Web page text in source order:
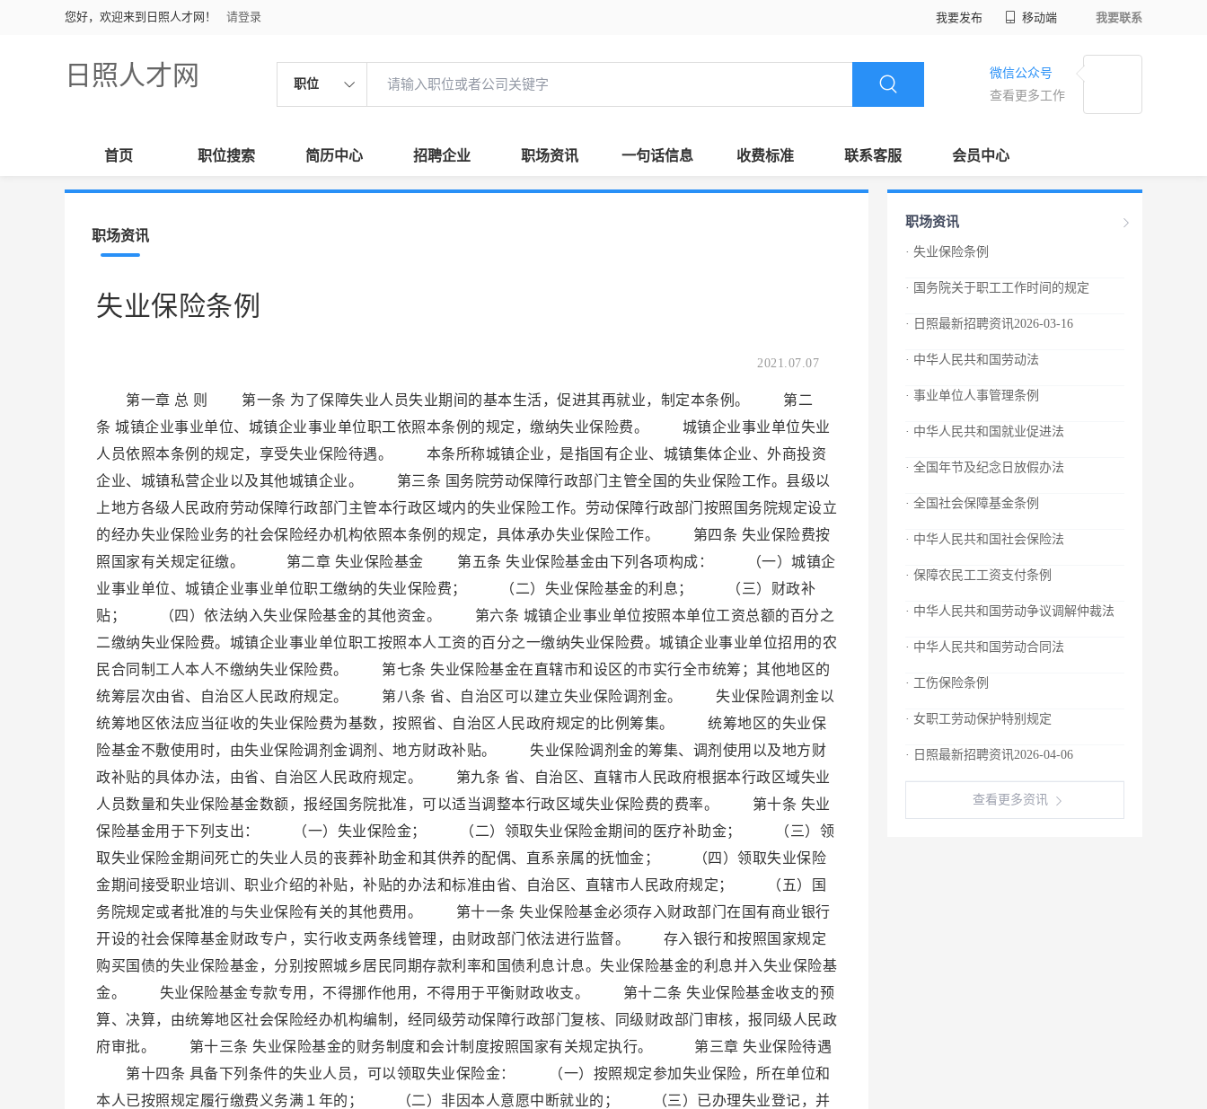
您好，欢迎来到日照人才网！ 请登录 我要发布 移动端 我要联系
日照人才网 职位
微信公众号
查看更多工作
首页 职位搜索 简历中心 招聘企业 职场资讯 一句话信息 收费标准 联系客服 会员中心
职场资讯
失业保险条例
2021.07.07
第一章 总 则 第一条 为了保障失业人员失业期间的基本生活，促进其再就业，制定本条例。 第二
条 城镇企业事业单位、城镇企业事业单位职工依照本条例的规定，缴纳失业保险费。 城镇企业事业单位失业
人员依照本条例的规定，享受失业保险待遇。 本条所称城镇企业，是指国有企业、城镇集体企业、外商投资
企业、城镇私营企业以及其他城镇企业。 第三条 国务院劳动保障行政部门主管全国的失业保险工作。县级以
上地方各级人民政府劳动保障行政部门主管本行政区域内的失业保险工作。劳动保障行政部门按照国务院规定设立
的经办失业保险业务的社会保险经办机构依照本条例的规定，具体承办失业保险工作。 第四条 失业保险费按
照国家有关规定征缴。 第二章 失业保险基金 第五条 失业保险基金由下列各项构成： （一）城镇企
业事业单位、城镇企业事业单位职工缴纳的失业保险费； （二）失业保险基金的利息； （三）财政补
贴； （四）依法纳入失业保险基金的其他资金。 第六条 城镇企业事业单位按照本单位工资总额的百分之
二缴纳失业保险费。城镇企业事业单位职工按照本人工资的百分之一缴纳失业保险费。城镇企业事业单位招用的农
民合同制工人本人不缴纳失业保险费。 第七条 失业保险基金在直辖市和设区的市实行全市统筹；其他地区的
统筹层次由省、自治区人民政府规定。 第八条 省、自治区可以建立失业保险调剂金。 失业保险调剂金以
统筹地区依法应当征收的失业保险费为基数，按照省、自治区人民政府规定的比例筹集。 统筹地区的失业保
险基金不敷使用时，由失业保险调剂金调剂、地方财政补贴。 失业保险调剂金的筹集、调剂使用以及地方财
政补贴的具体办法，由省、自治区人民政府规定。 第九条 省、自治区、直辖市人民政府根据本行政区域失业
人员数量和失业保险基金数额，报经国务院批准，可以适当调整本行政区域失业保险费的费率。 第十条 失业
保险基金用于下列支出： （一）失业保险金； （二）领取失业保险金期间的医疗补助金； （三）领
取失业保险金期间死亡的失业人员的丧葬补助金和其供养的配偶、直系亲属的抚恤金； （四）领取失业保险
金期间接受职业培训、职业介绍的补贴，补贴的办法和标准由省、自治区、直辖市人民政府规定； （五）国
务院规定或者批准的与失业保险有关的其他费用。 第十一条 失业保险基金必须存入财政部门在国有商业银行
开设的社会保障基金财政专户，实行收支两条线管理，由财政部门依法进行监督。 存入银行和按照国家规定
购买国债的失业保险基金，分别按照城乡居民同期存款利率和国债利息计息。失业保险基金的利息并入失业保险基
金。 失业保险基金专款专用，不得挪作他用，不得用于平衡财政收支。 第十二条 失业保险基金收支的预
算、决算，由统筹地区社会保险经办机构编制，经同级劳动保障行政部门复核、同级财政部门审核，报同级人民政
府审批。 第十三条 失业保险基金的财务制度和会计制度按照国家有关规定执行。 第三章 失业保险待遇
第十四条 具备下列条件的失业人员，可以领取失业保险金： （一）按照规定参加失业保险，所在单位和
本人已按照规定履行缴费义务满１年的； （二）非因本人意愿中断就业的； （三）已办理失业登记，并
职场资讯
· 失业保险条例
· 国务院关于职工工作时间的规定
· 日照最新招聘资讯2026-03-16
· 中华人民共和国劳动法
· 事业单位人事管理条例
· 中华人民共和国就业促进法
· 全国年节及纪念日放假办法
· 全国社会保障基金条例
· 中华人民共和国社会保险法
· 保障农民工工资支付条例
· 中华人民共和国劳动争议调解仲裁法
· 中华人民共和国劳动合同法
· 工伤保险条例
· 女职工劳动保护特别规定
· 日照最新招聘资讯2026-04-06
查看更多资讯